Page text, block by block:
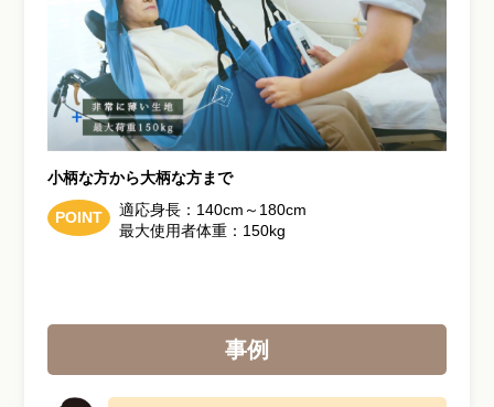
小柄な方から大柄な方まで
POINT
適応身長：140cm～180cm
最大使用者体重：150kg
事例